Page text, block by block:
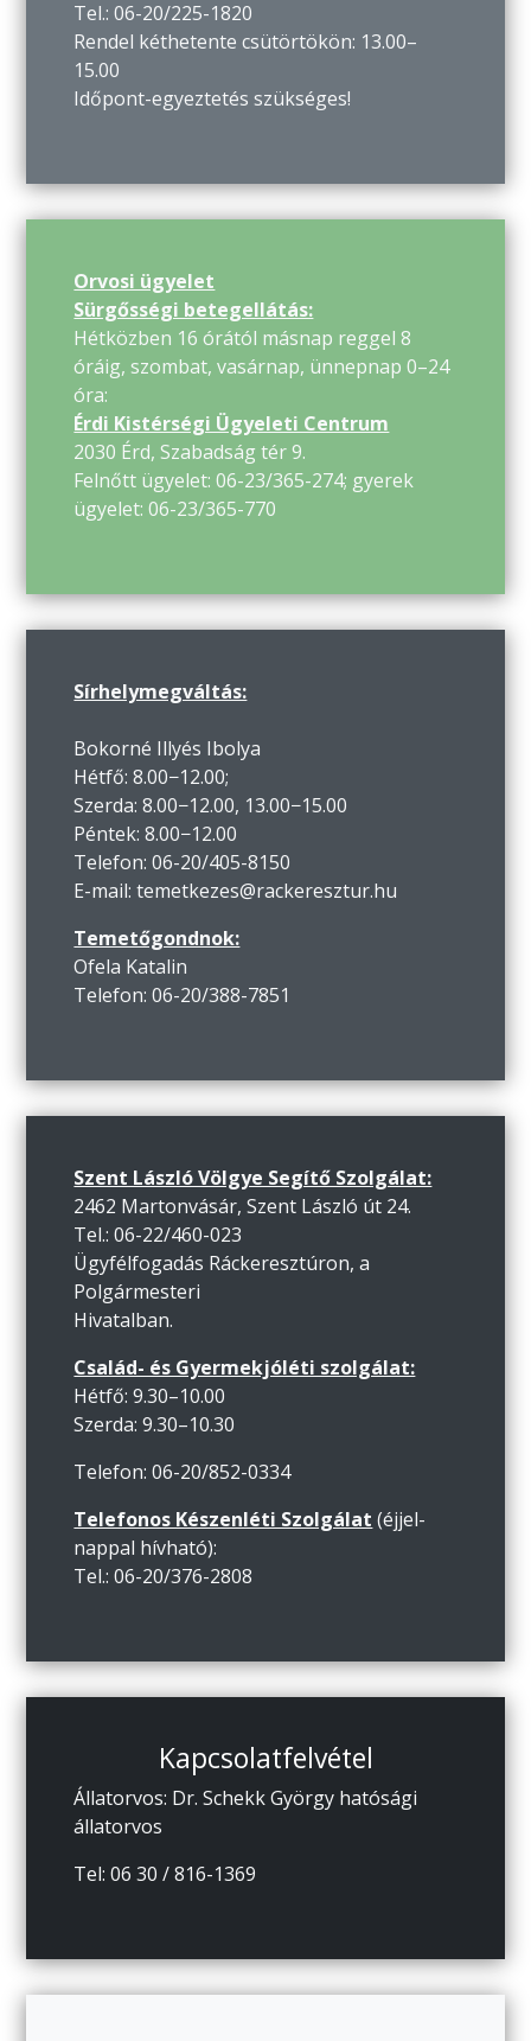
Tel.: 06-20/225-1820
Rendel kéthetente csütörtökön: 13.00–
15.00
Időpont-egyeztetés szükséges!
Orvosi ügyelet
Sürgősségi betegellátás:
Hétközben 16 órától másnap reggel 8
óráig, szombat, vasárnap, ünnepnap 0–24
óra:
Érdi Kistérségi Ügyeleti Centrum
2030 Érd, Szabadság tér 9.
Felnőtt ügyelet: 06-23/365-274; gyerek
ügyelet: 06-23/365-770
Sírhelymegváltás:
Bokorné Illyés Ibolya
Hétfő: 8.00−12.00;
Szerda: 8.00−12.00, 13.00−15.00
Péntek: 8.00−12.00
Telefon: 06-20/405-8150
E-mail: temetkezes@rackeresztur.hu
Temetőgondnok:
Ofela Katalin
Telefon: 06-20/388-7851
Szent László Völgye Segítő Szolgálat:
2462 Martonvásár, Szent László út 24.
Tel.: 06-22/460-023
Ügyfélfogadás Ráckeresztúron, a
Polgármesteri
Hivatalban.
Család- és Gyermekjóléti szolgálat:
Hétfő: 9.30–10.00
Szerda: 9.30–10.30
Telefon: 06-20/852-0334
Telefonos Készenléti Szolgálat (éjjel-
nappal hívható):
Tel.: 06-20/376-2808
Kapcsolatfelvétel
Állatorvos: Dr. Schekk György hatósági
állatorvos
Tel: 06 30 / 816-1369